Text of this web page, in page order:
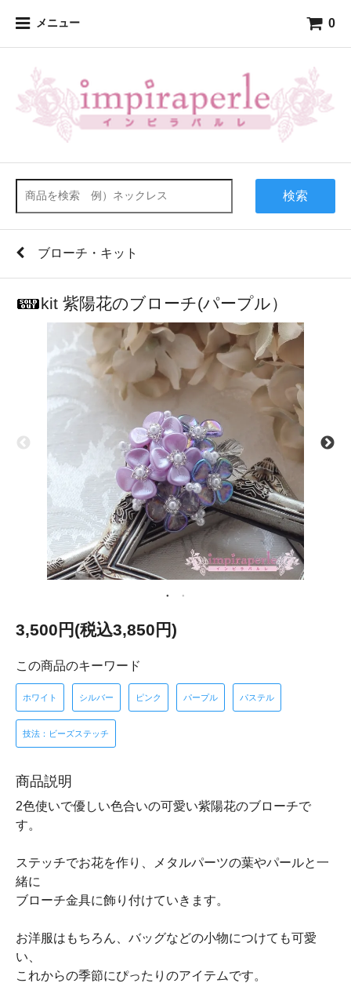
メニュー 0
検索
ブローチ・キット
kit 紫陽花のブローチ(パープル）
3,500円(税込3,850円)
この商品のキーワード
ホワイト シルバー ピンク パープル パステル
技法：ビーズステッチ
商品説明
2色使いで優しい色合いの可愛い紫陽花のブローチで
す。
ステッチでお花を作り、メタルパーツの葉やパールと一
緒に
ブローチ金具に飾り付けていきます。
お洋服はもちろん、バッグなどの小物につけても可愛
い、
これからの季節にぴったりのアイテムです。